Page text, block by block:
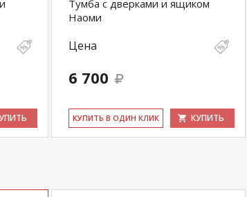
Тумба с дверками и ящиком
Наоми
Цена
6 700
КУ­ПИТЬ В ОДИН КЛИК КУПИТЬ